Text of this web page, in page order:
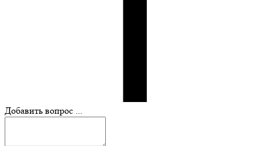
Добавить вопрос ...